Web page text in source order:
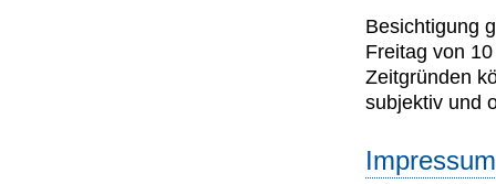
Besichtigung
Freitag von
Zeitgründen
subjektiv und